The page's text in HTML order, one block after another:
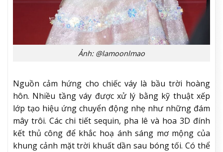
Ảnh: @lamoonlmao
Nguồn cảm hứng cho chiếc váy là bầu trời hoàng
hôn. Nhiều tầng váy được xử lý bằng kỹ thuật xếp
lớp tạo hiệu ứng chuyển động nhẹ như những đám
mây trôi. Các chi tiết sequin, pha lê và hoa 3D đính
kết thủ công để khắc hoạ ánh sáng mơ mộng của
khung cảnh mặt trời khuất dần sau bóng tối. Có thể